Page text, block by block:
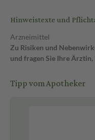
Hinweistexte und
Arzneimittel
Zu Risiken und
und fragen Sie Ihre
Tipp vom Apotheker